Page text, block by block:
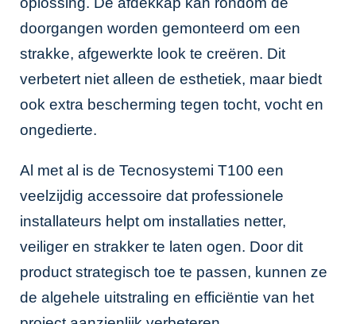
doorgangen worden gemonteerd om een
strakke, afgewerkte look te creëren. Dit
verbetert niet alleen de esthetiek, maar biedt
ook extra bescherming tegen tocht, vocht en
ongedierte.
Al met al is de Tecnosystemi T100 een
veelzijdig accessoire dat professionele
installateurs helpt om installaties netter,
veiliger en strakker te laten ogen. Door dit
product strategisch toe te passen, kunnen ze
de algehele uitstraling en efficiëntie van het